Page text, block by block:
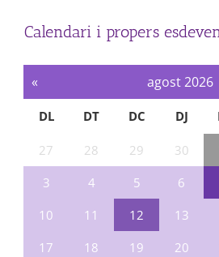
Calendari i propers
« agost 2026
DL DT DC DJ
27 28 29 30
3
4 5 6
10
11 12 13
17
18 19 20